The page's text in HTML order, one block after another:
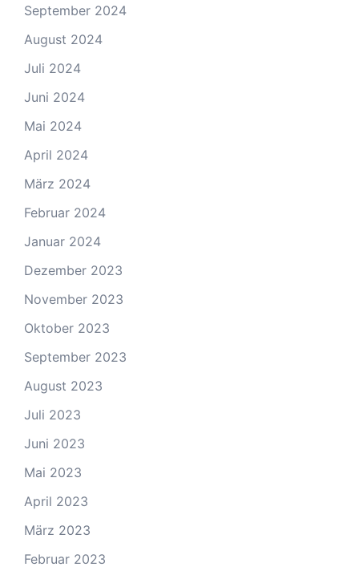
September 2024
August 2024
Juli 2024
Juni 2024
Mai 2024
April 2024
März 2024
Februar 2024
Januar 2024
Dezember 2023
November 2023
Oktober 2023
September 2023
August 2023
Juli 2023
Juni 2023
Mai 2023
April 2023
März 2023
Februar 2023